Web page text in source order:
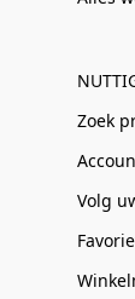
Zoek
Volg